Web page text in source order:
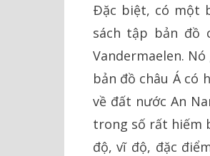
Ðặc biệt, có một
sách tập bản đồ
Vandermaelen.
bản đồ châu Á có
về đất nước An
trong số rất hiếm
độ, vĩ độ, đặc